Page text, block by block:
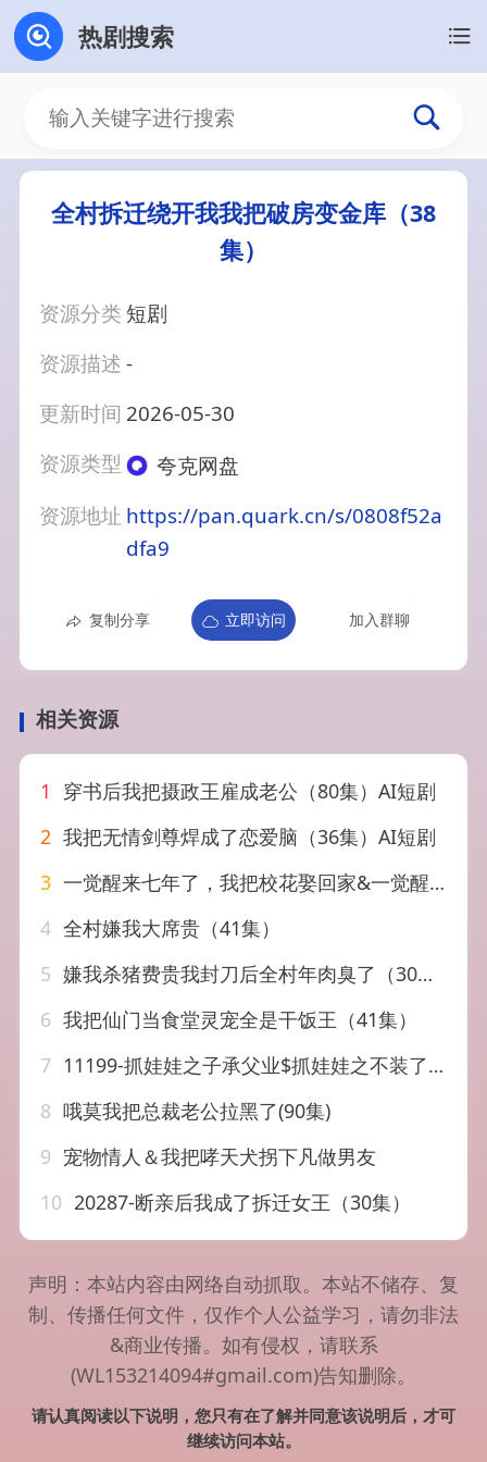
热剧搜索
全村拆迁绕开我我把破房变金库（38
集）
资源分类 短剧
资源描述-
更新时间 2026-05-30
资源类型
夸克网盘
资源地址 https://pan.quark.cn/s/0808f52a
dfa9
复制分享 立即访问 加入群聊
相关资源
1
穿书后我把摄政王雇成老公（80集）AI短剧
2 我把无情剑尊焊成了恋爱脑（36集）AI短剧
3 一觉醒来七年了，我把校花娶回家&一觉醒来七年了我把校花娶回家（80集）刘瀚阳&乔钰
4 全村嫌我大席贵（41集）
5 嫌我杀猪费贵我封刀后全村年肉臭了（30集）
6 我把仙门当食堂灵宠全是干饭王（41集）
7 11199-抓娃娃之子承父业$抓娃娃之不装了，全村跟我摊牌了（60集）李艺璇
8 哦莫我把总裁老公拉黑了(90集)
9 宠物情人＆我把哮天犬拐下凡做男友
10 20287-断亲后我成了拆迁女王（30集）
声明：本站内容由网络自动抓取。本站不储存、复
制、传播任何文件，仅作个人公益学习，请勿非法
&商业传播。如有侵权，请联系
(WL153214094#gmail.com)告知删除。
请认真阅读以下说明，您只有在了解并同意该说明后，才可
继续访问本站。